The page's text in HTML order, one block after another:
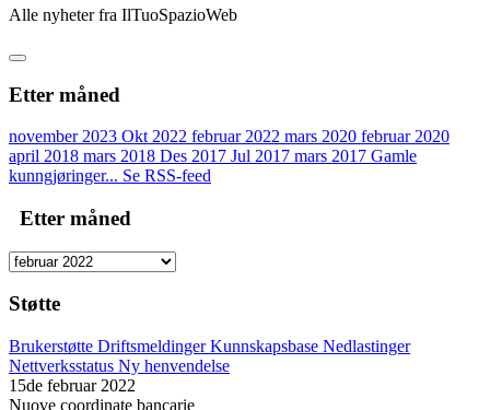
Alle nyheter fra IlTuoSpazioWeb
Etter måned
november 2023 Okt 2022 februar 2022 mars 2020 februar 2020
april 2018 mars 2018 Des 2017 Jul 2017 mars 2017 Gamle
kunngjøringer... Se RSS-feed
Etter måned
Støtte
Brukerstøtte DriftsmeldingerKunnskapsbase Nedlastinger
Nettverksstatus Ny henvendelse
15de februar 2022
Nuove coordinate bancarie